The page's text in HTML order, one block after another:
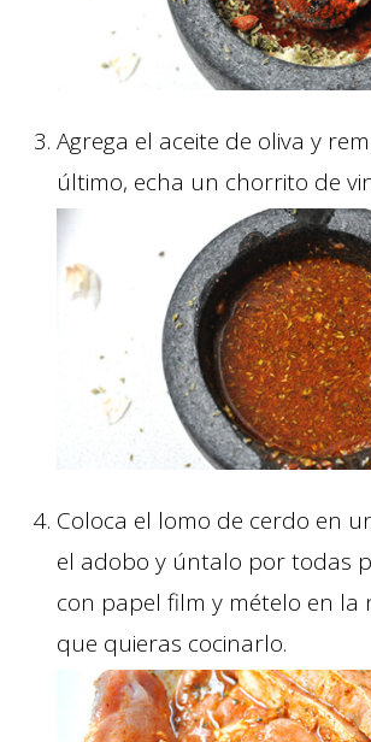
Agrega el aceite de oliva y
último, echa un chorrito de
Coloca el lomo de cerdo en
el adobo y úntalo por todas
con papel film y mételo en la
que quieras cocinarlo.